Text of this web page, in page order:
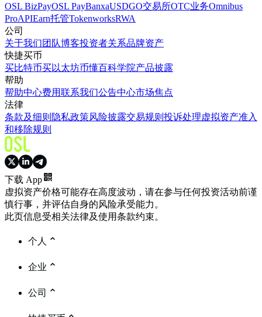
OSL BizPayOSL PayBanxaUSDGO交易所OTC业务Omnibus
ProAPIEarn托管TokenworksRWA
公司
关于我们团队博客投资者关系品牌资产
快捷买币
买比特币买以太坊币懂百科学院产品披露
帮助
帮助中心费用联系我们公告中心市场焦点
法律
条款及细则 隐私政策风险披露交易规则 投诉处理虚拟资产准入
和移除规则
下载 App
虚拟资产价格可能存在高度波动，请在参与任何投资活动前谨
慎行事，并评估自身的风险承受能力。
此页信息受相关法律及使用条款约束。
个人
企业
公司